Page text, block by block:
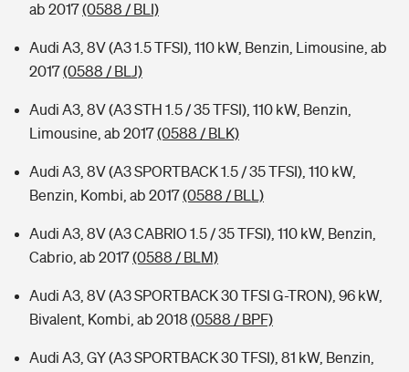
ab 2017(0588 / BLI)
Audi A3, 8V (A3 1.5 TFSI), 110 kW, Benzin, Limousine, ab
2017(0588 / BLJ)
Audi A3, 8V (A3 STH 1.5 / 35 TFSI), 110 kW, Benzin,
Limousine, ab 2017(0588 / BLK)
Audi A3, 8V (A3 SPORTBACK 1.5 / 35 TFSI), 110 kW,
Benzin, Kombi, ab 2017(0588 / BLL)
Audi A3, 8V (A3 CABRIO 1.5 / 35 TFSI), 110 kW, Benzin,
Cabrio, ab 2017(0588 / BLM)
Audi A3, 8V (A3 SPORTBACK 30 TFSI G-TRON), 96 kW,
Bivalent, Kombi, ab 2018 (0588 / BPF)
Audi A3, GY (A3 SPORTBACK 30 TFSI), 81 kW, Benzin,